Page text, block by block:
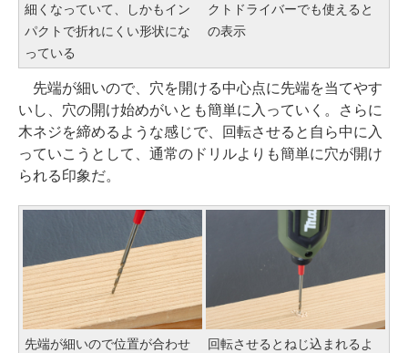
細くなっていて、しかもイン
パクトで折れにくい形状にな
っている
クトドライバーでも使えると
の表示
先端が細いので、穴を開ける中心点に先端を当てやす
いし、穴の開け始めがいとも簡単に入っていく。さらに
木ネジを締めるような感じで、回転させると自ら中に入
っていこうとして、通常のドリルよりも簡単に穴が開け
られる印象だ。
先端が細いので位置が合わせ
回転させるとねじ込まれるよ